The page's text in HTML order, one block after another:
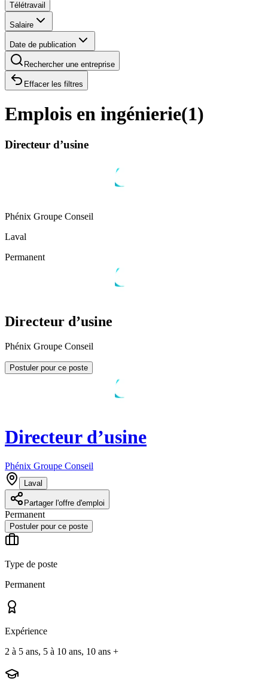
Télétravail
Salaire
Date de publication
Rechercher une entreprise
Effacer les filtres
Emplois en ingénierie(1)
Directeur d’usine
Phénix Groupe Conseil
Laval
Permanent
Directeur d’usine
Phénix Groupe Conseil
Postuler pour ce poste
Directeur d’usine
Phénix Groupe Conseil
Laval
Partager l'offre d'emploi
Permanent
Postuler pour ce poste
Type de poste
Permanent
Expérience
2 à 5 ans, 5 à 10 ans, 10 ans +